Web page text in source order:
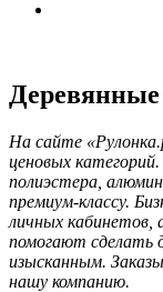
На сайте
ценовых
полиэстера,
премиум-классу.
личных кабинетов,
помогают сделать
изысканным.
нашу компанию.